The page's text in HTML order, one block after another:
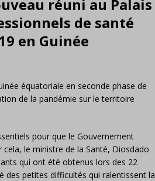
réuni au Palais
de santé
en Guinée
équatoriale en seconde phase de
de la pandémie sur le territoire
pour que le Gouvernement
le ministre de la Santé, Diosdado
qui ont été obtenus lors des 22
des petites difficultés qui ralentissent la